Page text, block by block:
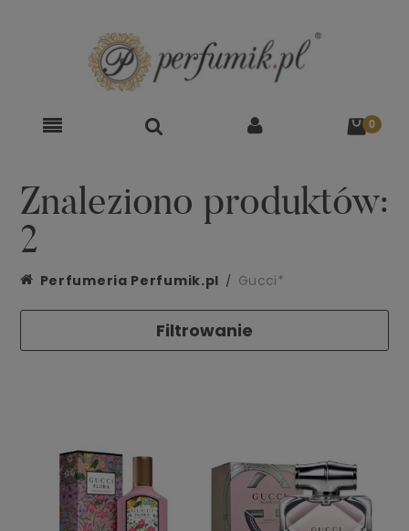
Znaleziono produktów:
2
Perfumeria Perfumik.pl Gucci*
Filtrowanie